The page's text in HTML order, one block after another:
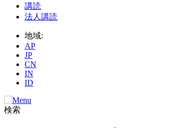
講読
法人講読
地域:
AP
JP
CN
IN
ID
検索